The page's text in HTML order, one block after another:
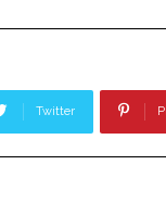
Twitter